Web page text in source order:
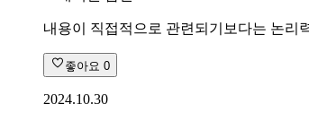
내용이 직접적으로 관련되기보다는 논리
좋아요 0
2024.10.30